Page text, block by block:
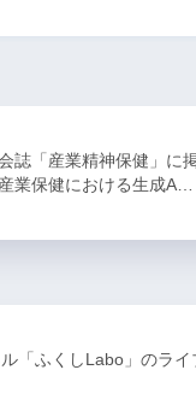
誌「産業精神保健」に
産業保健における生成A…
「ふくしLabo」のライ